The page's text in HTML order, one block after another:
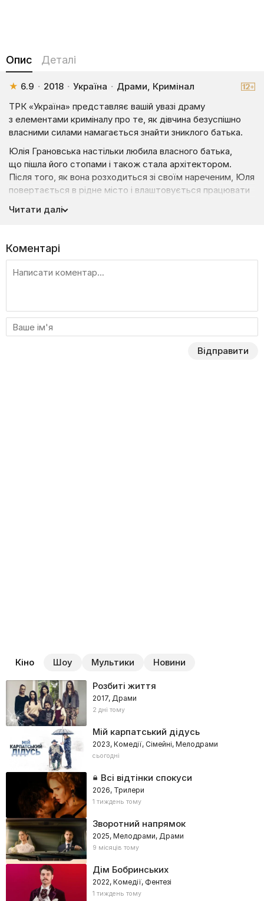
Опис Деталі
★ 6.9 · 2018 · Україна · Драми, Кримінал
ТРК «Україна» представляє вашій увазі драму
з елементами криміналу про те, як дівчина безуспішно
власними силами намагається знайти зниклого батька.
Юлія Грановська настільки любила власного батька,
що пішла його стопами і також стала архітектором.
Після того, як вона розходиться зі своїм нареченим, Юля
повертається в рідне місто і влаштовується працювати
власник фірми — її вітчим Роман Зайцев. На той час
дванадцять років. За версією слідства і матері Юлі,
Грановський вивіз усі гроші з фірми, втікши з ними
до іншої жінки. Головна героїня в це не вірить.
звертається. Нова інформація дає їй поживу для
роздумів і зачіпки, за які вона може розлучитися
з власним життя…
Дивіться драматичний міні-серіал «Сліди в минуле» на
Читати далі
Коментарі
Відправити
Кіно Шоу Мультики Новини
Розбиті життя
2017, Драми
2 дні тому
Мій карпатський дідусь
2023, Комедії, Сімейні, Мелодрами
сьогодні
Всі відтінки спокуси
2026, Трилери
1 тиждень тому
Зворотний напрямок
2025, Мелодрами, Драми
9 місяців тому
Дім Бобринських
2022, Комедії, Фентезі
1 тиждень тому